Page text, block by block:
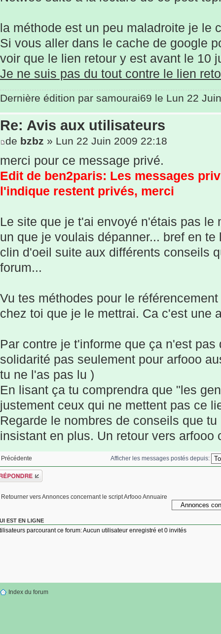
la méthode est un peu maladroite je le
Si vous aller dans le cache de google
voir que le lien retour y est avant le 10
Je ne suis pas du tout contre le lien
Dernière édition par samourai69 le Lun 22
Re: Avis aux utilisateurs
de bzbz » Lun 22 Juin 2009 22:18
merci pour ce message privé.
Edit de ben2paris: Les messages
l'indique restent privés, merci
Le site que je t'ai envoyé n'étais pas le
un que je voulais dépanner... bref en
clin d'oeil suite aux différents conseils
forum...
Vu tes méthodes pour le
chez toi que je le mettrai. Ca c'est une
Par contre je t'informe que ça n'est
solidarité pas seulement pour arfooo
tu ne l'as pas lu )
En lisant ça tu comprendra que "les
justement ceux qui ne mettent pas ce
Regarde le nombres de conseils que
insistant en plus. Un retour vers arfooo
Précédente Afficher les messages postés depuis:
Retourner vers Annonces concernant le script Arfooo Annuaire
EST EN LIGNE
parcourant ce forum: Aucun utilisateur enregistré et 0 invités
Index du forum